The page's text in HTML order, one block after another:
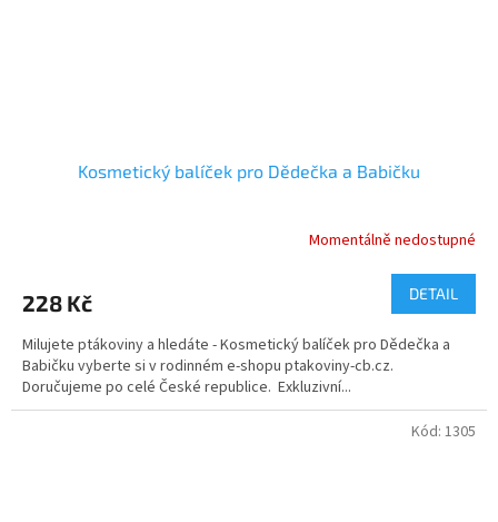
Kosmetický balíček pro Dědečka a Babičku
Momentálně nedostupné
228 Kč DETAIL
Milujete ptákoviny a hledáte - Kosmetický balíček pro Dědečka a
Babičku vyberte si v rodinném e-shopu ptakoviny-cb.cz.
Doručujeme po celé České republice. Exkluzivní...
Kód: 1305